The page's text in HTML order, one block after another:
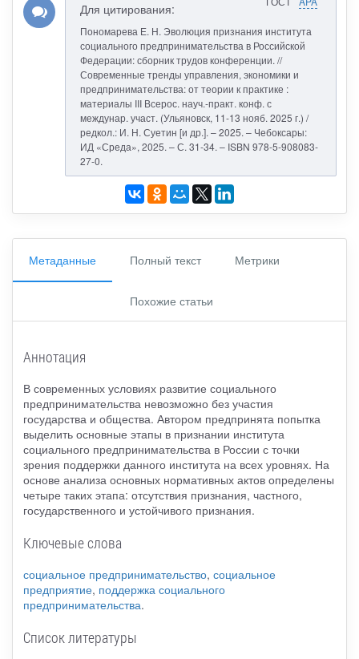
Для цитирования:
Пономарева Е. Н. Эволюция признания института
социального предпринимательства в Российской
Федерации: сборник трудов конференции. //
Современные тренды управления, экономики и
предпринимательства: от теории к практике :
материалы III Всерос. науч.-практ. конф. с
междунар. участ. (Ульяновск, 11-13 нояб. 2025 г.) /
редкол.: И. Н. Суетин [и др.]. – 2025. – Чебоксары:
ИД «Среда», 2025. – С. 31-34. – ISBN 978-5-908083-
27-0.
Метаданные Полный текст Метрики
Похожие статьи
Аннотация
В современных условиях развитие социального
предпринимательства невозможно без участия
государства и общества. Автором предпринята попытка
выделить основные этапы в признании института
социального предпринимательства в России с точки
зрения поддержки данного института на всех уровнях. На
основе анализа основных нормативных актов определены
четыре таких этапа: отсутствия признания, частного,
государственного и устойчивого признания.
Ключевые слова
социальное предпринимательство, социальное
предприятие, поддержка социального
предпринимательства.
Список литературы